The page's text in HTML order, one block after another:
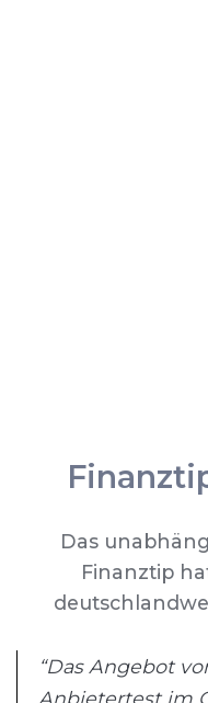
Das
Finanztip
“Das Angebot
Anbietertest im